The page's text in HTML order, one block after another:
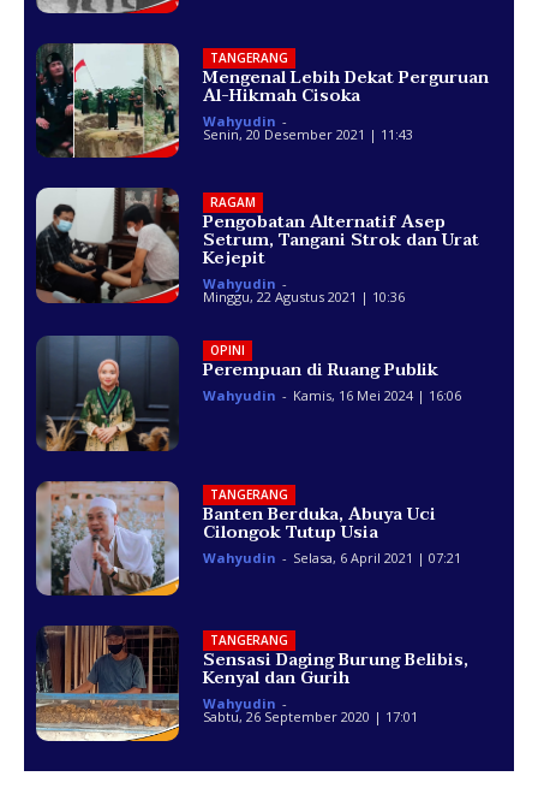
TANGERANG
Mengenal Lebih Dekat Perguruan
Al-Hikmah Cisoka
Wahyudin -
Senin, 20 Desember 2021 | 11:43
RAGAM
Pengobatan Alternatif Asep
Setrum, Tangani Strok dan Urat
Kejepit
Wahyudin -
Minggu, 22 Agustus 2021 | 10:36
OPINI
Perempuan di Ruang Publik
Wahyudin - Kamis, 16 Mei 2024 | 16:06
TANGERANG
Banten Berduka, Abuya Uci
Cilongok Tutup Usia
Wahyudin - Selasa, 6 April 2021 | 07:21
TANGERANG
Sensasi Daging Burung Belibis,
Kenyal dan Gurih
Wahyudin -
Sabtu, 26 September 2020 | 17:01